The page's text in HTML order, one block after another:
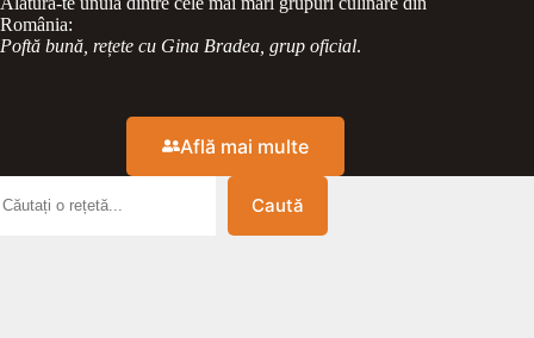
România:
Poftă bună, rețete cu Gina Bradea, grup oficial.
Află mai multe
Caută